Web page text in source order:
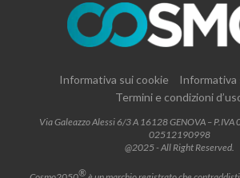
Informativa sui cookie
Informativa
Termini e condizioni
Via Galeazzo Alessi 6/3 A 16128 GENOVA –
02512190998
@2025 - All Right Reserved.
®